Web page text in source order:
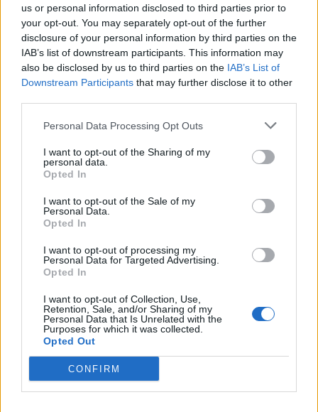
us or personal information disclosed to third parties prior to
your opt-out. You may separately opt-out of the further
disclosure of your personal information by third parties on the
IAB’s list of downstream participants. This information may
also be disclosed by us to third parties on the IAB’s List of
Downstream Participants that may further disclose it to other
Personal Data Processing Opt Outs
I want to opt-out of the Sharing of my
personal data.
Opted In
I want to opt-out of the Sale of my
Personal Data.
Opted In
I want to opt-out of processing my
Personal Data for Targeted Advertising.
Opted In
I want to opt-out of Collection, Use,
Retention, Sale, and/or Sharing of my
Personal Data that Is Unrelated with the
Purposes for which it was collected.
Opted Out
CONFIRM
T. szereti a fiatal lányokat 13. rész
Minka 10. rész
Máltai kaland 7.
a hétköznapokban
nyílik – Villa...